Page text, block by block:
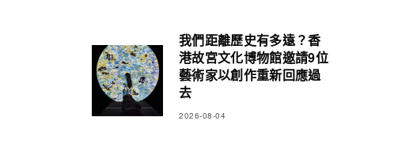
我們距離歷史有多遠？香
港故宮文化博物館邀請9位
藝術家以創作重新回應過
去
2026-08-04